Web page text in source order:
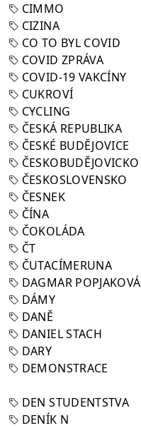
CIMMO
CIZINA
CO TO BYL COVID
COVID ZPRÁVA
COVID-19 VAKCÍNY
CUKROVÍ
CYCLING
ČESKÁ REPUBLIKA
ČESKÉ BUDĚJOVICE
ČESKOBUDĚJOVICKO
ČESKOSLOVENSKO
ČESNEK
ČÍNA
ČOKOLÁDA
ČT
ČUTACÍMERUNA
DAGMAR POPJAKOVÁ
DÁMY
DANĚ
DANIEL STACH
DARY
DEMONSTRACE
DEN STUDENTSTVA
DENÍK N